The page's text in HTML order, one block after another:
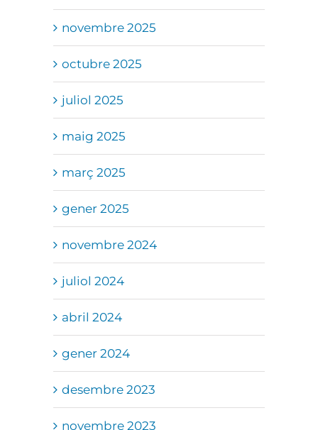
novembre 2025
octubre 2025
juliol 2025
maig 2025
març 2025
gener 2025
novembre 2024
juliol 2024
abril 2024
gener 2024
desembre 2023
novembre 2023